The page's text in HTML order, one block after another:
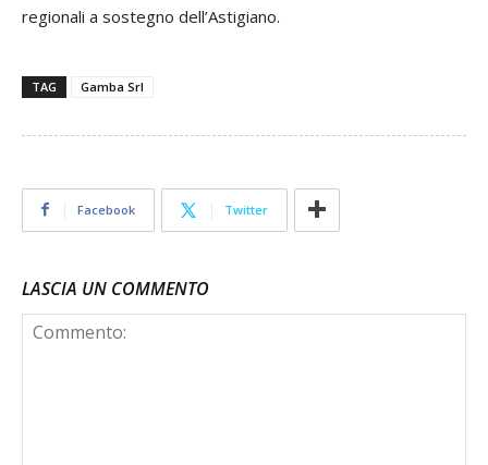
regionali a sostegno dell’Astigiano.
TAG Gamba Srl
Facebook Twitter
LASCIA UN COMMENTO